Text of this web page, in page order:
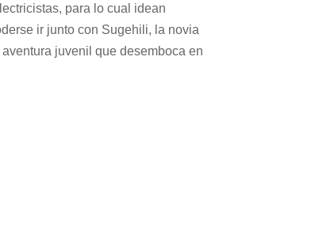
para lo cual idean
ir junto con Sugehili, la novia
juvenil que desemboca en